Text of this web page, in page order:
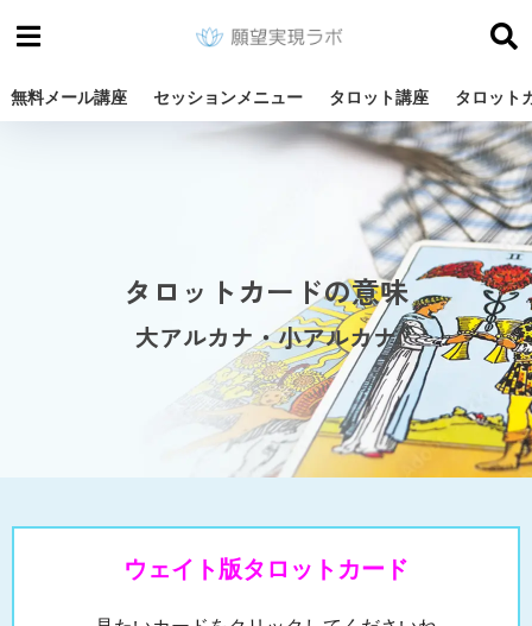
無料メール講座 セッションメニュー タロット講座 タロット
タロットカードの意味
大アルカナ・小アルカナ
ウェイト版タロットカード